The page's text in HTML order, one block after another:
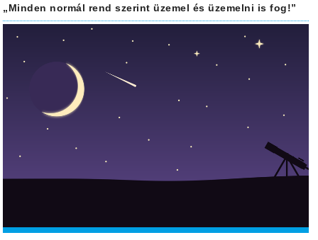
„Minden normál rend szerint üzemel és üzemelni is fog!”